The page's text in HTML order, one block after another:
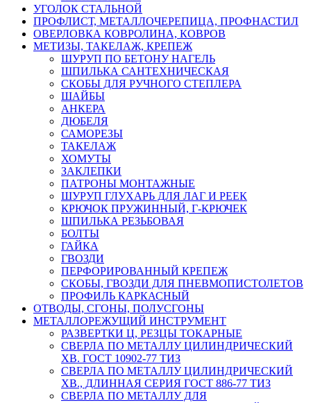
УГОЛОК СТАЛЬНОЙ
ПРОФЛИСТ, МЕТАЛЛОЧЕРЕПИЦА, ПРОФНАСТИЛ
ОВЕРЛОВКА КОВРОЛИНА, КОВРОВ
МЕТИЗЫ, ТАКЕЛАЖ, КРЕПЕЖ
ШУРУП ПО БЕТОНУ НАГЕЛЬ
ШПИЛЬКА САНТЕХНИЧЕСКАЯ
СКОБЫ ДЛЯ РУЧНОГО СТЕПЛЕРА
ШАЙБЫ
АНКЕРА
ДЮБЕЛЯ
САМОРЕЗЫ
ТАКЕЛАЖ
ХОМУТЫ
ЗАКЛЕПКИ
ПАТРОНЫ МОНТАЖНЫЕ
ШУРУП ГЛУХАРЬ ДЛЯ ЛАГ И РЕЕК
КРЮЧОК ПРУЖИННЫЙ, Г-КРЮЧЕК
ШПИЛЬКА РЕЗЬБОВАЯ
БОЛТЫ
ГАЙКА
ГВОЗДИ
ПЕРФОРИРОВАННЫЙ КРЕПЕЖ
СКОБЫ, ГВОЗДИ ДЛЯ ПНЕВМОПИСТОЛЕТОВ
ПРОФИЛЬ КАРКАСНЫЙ
ОТВОДЫ, СГОНЫ, ПОЛУСГОНЫ
МЕТАЛЛОРЕЖУЩИЙ ИНСТРУМЕНТ
РАЗВЕРТКИ Ц, РЕЗЦЫ ТОКАРНЫЕ
СВЕРЛА ПО МЕТАЛЛУ ЦИЛИНДРИЧЕСКИЙ
ХВ. ГОСТ 10902-77 ТИЗ
СВЕРЛА ПО МЕТАЛЛУ ЦИЛИНДРИЧЕСКИЙ
ХВ., ДЛИННАЯ СЕРИЯ ГОСТ 886-77 ТИЗ
СВЕРЛА ПО МЕТАЛЛУ ДЛЯ